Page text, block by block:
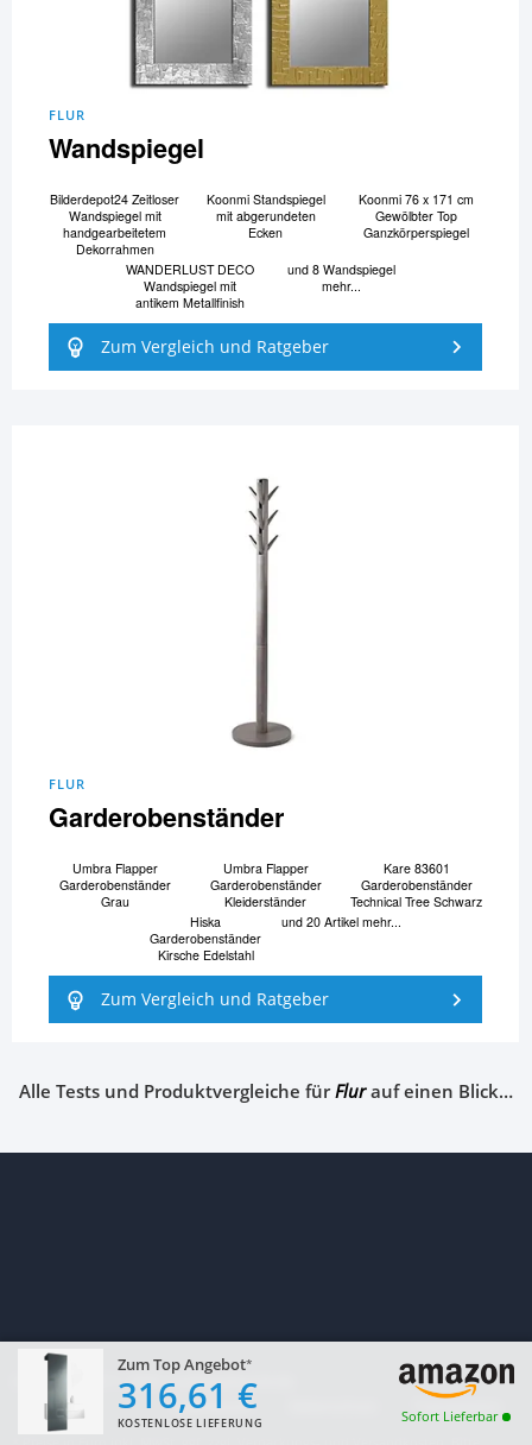
Zum Top Angebot
316,61 €
KOSTENLOSE LIEFERUNG Sofort Lieferbar
FLUR
Wandspiegel
Bilderdepot24 Zeitloser
Wandspiegel mit
handgearbeitetem
Dekorrahmen
Koonmi Standspiegel
mit abgerundeten
Ecken
Koonmi 76 x 171 cm
Gewölbter Top
Ganzkörperspiegel
WANDERLUST DECO
Wandspiegel mit
antikem Metallfinish
und 8 Wandspiegel
mehr...
Zum Vergleich und Ratgeber
FLUR
Garderobenständer
Umbra Flapper
Garderobenständer
Grau
Umbra Flapper
Garderobenständer
Kleiderständer
Kare 83601
Garderobenständer
Technical Tree Schwarz
Hiska
Garderobenständer
Kirsche Edelstahl
und 20 Artikel mehr...
Zum Vergleich und Ratgeber
Alle Tests und Produktvergleiche fürFlurauf einen Blick…
Copyright 2017–2026
TopRatgeber24.de
Impressum
Transparenz